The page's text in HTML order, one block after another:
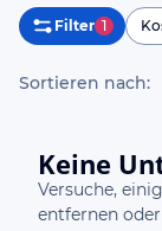
Filter 1
Sortieren nach:
Keine
Versuche,
entfernen